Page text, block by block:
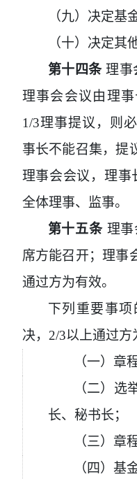
（九）决定基
（十）决定其
第十四条理事
理事会会议由理
1/3理事提议，则
事长不能召集，提
理事会会议，理事
全体理事、监事。
第十五条理事
席方能召开；理事
通过方为有效。
下列重要事
决， 2/3以上通过方
（一）章
（二）选
长、秘书长；
（三）章
（四）基